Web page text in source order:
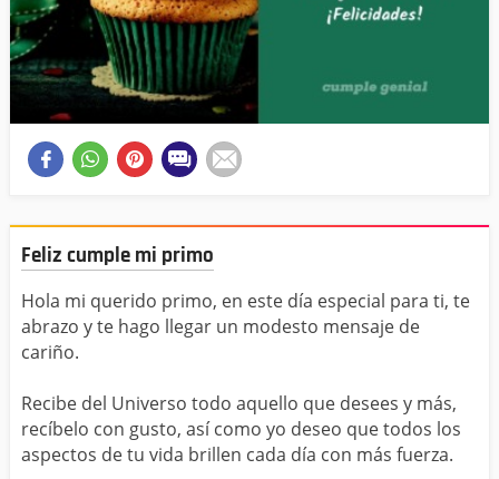
Feliz cumple mi primo
Hola mi querido primo, en este día especial para ti, te
abrazo y te hago llegar un modesto mensaje de
cariño.
Recibe del Universo todo aquello que desees y más,
recíbelo con gusto, así como yo deseo que todos los
aspectos de tu vida brillen cada día con más fuerza.